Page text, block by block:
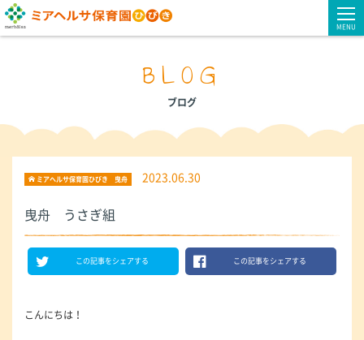
MENU
BLOG
ブログ
ミアヘルサ保育園ひびき 曳舟 2023.06.30
曳舟 うさぎ組
この記事をシェアする この記事をシェアする
こんにちは！